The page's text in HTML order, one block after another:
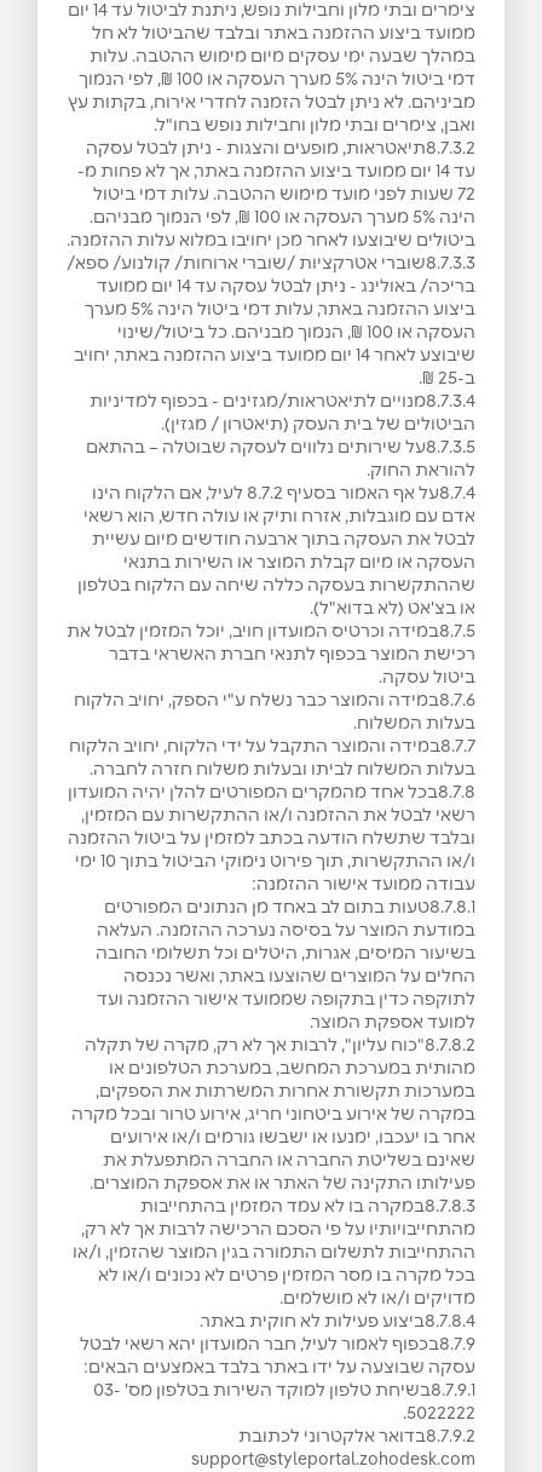
צימרים ובתי מלון וחבילות נופש, ניתנת לביטול עד 14 יום
ממועד ביצוע ההזמנה באתר ובלבד שהביטול לא חל
במהלך שבעה ימי עסקים מיום מימוש ההטבה. עלות
דמי ביטול הינה 5% מערך העסקה או 100 ₪, לפי הנמוך
מביניהם. לא ניתן לבטל הזמנה לחדרי אירוח, בקתות עץ
ואבן, צימרים ובתי מלון וחבילות נופש בחו"ל.
8.7.3.2תיאטראות, מופעים והצגות - ניתן לבטל עסקה
עד 14 יום ממועד ביצוע ההזמנה באתר, אך לא פחות מ-
72 שעות לפני מועד מימוש ההטבה. עלות דמי ביטול
הינה 5% מערך העסקה או 100 ₪, לפי הנמוך מבניהם.
ביטולים שיבוצעו לאחר מכן יחויבו במלוא עלות ההזמנה.
8.7.3.3שוברי אטרקציות /שוברי ארוחות/ קולנוע/ ספא/
בריכה/ באולינג - ניתן לבטל עסקה עד 14 יום ממועד
ביצוע ההזמנה באתר, עלות דמי ביטול הינה 5% מערך
העסקה או 100 ₪, הנמוך מבניהם. כל ביטול/שינוי
שיבוצע לאחר 14 יום ממועד ביצוע ההזמנה באתר, יחויב
ב-25 ₪.
8.7.3.4מנויים לתיאטראות/מגזינים - בכפוף למדיניות
הביטולים של בית העסק (תיאטרון / מגזין).
8.7.3.5על שירותים נלווים לעסקה שבוטלה – בהתאם
להוראת החוק.
8.7.4על אף האמור בסעיף ‎8.7.2 לעיל, אם הלקוח הינו
אדם עם מוגבלות, אזרח ותיק או עולה חדש, הוא רשאי
לבטל את העסקה בתוך ארבעה חודשים מיום עשיית
העסקה או מיום קבלת המוצר או השירות בתנאי
שההתקשרות בעסקה כללה שיחה עם הלקוח בטלפון
או בצ'אט (לא בדוא"ל).
8.7.5במידה וכרטיס המועדון חויב, יוכל המזמין לבטל את
רכישת המוצר בכפוף לתנאי חברת האשראי בדבר
ביטול עסקה.
8.7.6במידה והמוצר כבר נשלח ע"י הספק, יחויב הלקוח
בעלות המשלוח.
8.7.7במידה והמוצר התקבל על ידי הלקוח, יחויב הלקוח
בעלות המשלוח לביתו ובעלות משלוח חזרה לחברה.
8.7.8בכל אחד מהמקרים המפורטים להלן יהיה המועדון
רשאי לבטל את ההזמנה ו/או ההתקשרות עם המזמין,
ובלבד שתשלח הודעה בכתב למזמין על ביטול ההזמנה
ו/או ההתקשרות, תוך פירוט נימוקי הביטול בתוך 10 ימי
עבודה ממועד אישור ההזמנה:
8.7.8.1טעות בתום לב באחד מן הנתונים המפורטים
במודעת המוצר על בסיסה נערכה ההזמנה. העלאה
בשיעור המיסים, אגרות, היטלים וכל תשלומי החובה
החלים על המוצרים שהוצעו באתר, ואשר נכנסה
לתוקפה כדין בתקופה שממועד אישור ההזמנה ועד
למועד אספקת המוצר.
8.7.8.2"כוח עליון", לרבות אך לא רק, מקרה של תקלה
מהותית במערכת המחשב, במערכת הטלפונים או
במערכות תקשורת אחרות המשרתות את הספקים,
במקרה של אירוע ביטחוני חריג, אירוע טרור ובכל מקרה
אחר בו יעכבו, ימנעו או ישבשו גורמים ו/או אירועים
שאינם בשליטת החברה או החברה המתפעלת את
פעילותו התקינה של האתר או את אספקת המוצרים.
8.7.8.3במקרה בו לא עמד המזמין בהתחייבות
מהתחייבויותיו על פי הסכם הרכישה לרבות אך לא רק,
ההתחייבות לתשלום התמורה בגין המוצר שהזמין, ו/או
בכל מקרה בו מסר המזמין פרטים לא נכונים ו/או לא
מדויקים ו/או לא מושלמים.
8.7.8.4ביצוע פעילות לא חוקית באתר.
8.7.9בכפוף לאמור לעיל, חבר המועדון יהא רשאי לבטל
עסקה שבוצעה על ידו באתר בלבד באמצעים הבאים:
8.7.9.1בשיחת טלפון למוקד השירות בטלפון מס' 03-
5022222.
8.7.9.2בדואר אלקטרוני לכתובת
support@styleportal.zohodesk.com